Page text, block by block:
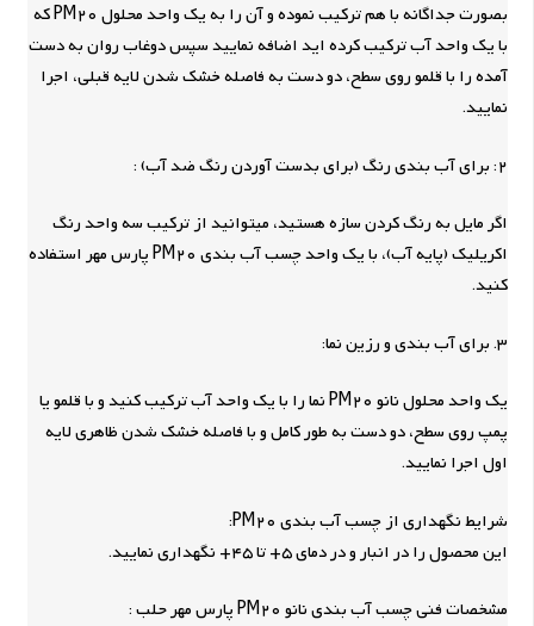
بصورت جداگانه با هم ترکیب نموده و آن را به یک واحد محلول PM20 که
با یک واحد آب ترکیب کرده اید اضافه نمایید سپس دوغاب روان به دست
آمده را با قلمو روی سطح، دو دست به فاصله خشک شدن لایه قبلی، اجرا
نمایید.
2: برای آب بندی رنگ (برای بدست آوردن رنگ ضد آب) :
اگر مایل به رنگ کردن سازه هستید، می­توانید از ترکیب سه واحد رنگ
اکریلیک (پایه آب)، با یک واحد چسب آب بندی PM20 پارس مهر استفاده
کنید.
3. برای آب بندی و رزین نما:
یک واحد محلول نانو PM20 نما را با یک واحد آب ترکیب کنید و با قلمو یا
پمپ روی سطح، دو دست به طور کامل و با فاصله خشک شدن ظاهری لایه
اول اجرا نمایید.
شرایط نگهداری از چسب آب بندی PM20:
این محصول را در انبار و در دمای 5+ تا 45+ نگهداری نمایید.
مشخصات فنی چسب آب بندی نانو PM20 پارس مهر حلب :